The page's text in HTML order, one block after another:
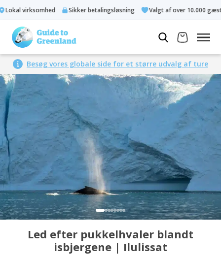
virksomhed Sikker betalingsløsning Valgt af over 10.000 gæster
Besøg vores globale side for et større udvalg af ture
Led efter pukkelhvaler blandt
isbjergene | Ilulissat